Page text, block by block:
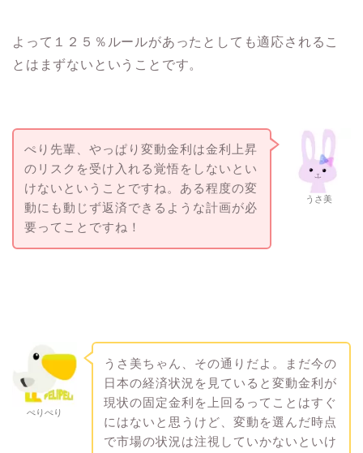
よって１２５％ルールがあったとしても適応されるこ
とはまずないということです。
うさ美
ぺり先輩、やっぱり変動金利は金利上昇
のリスクを受け入れる覚悟をしないとい
けないということですね。ある程度の変
動にも動じず返済できるような計画が必
要ってことですね！
ぺりぺり
うさ美ちゃん、その通りだよ。まだ今の
日本の経済状況を見ていると変動金利が
現状の固定金利を上回るってことはすぐ
にはないと思うけど、変動を選んだ時点
で市場の状況は注視していかないといけ